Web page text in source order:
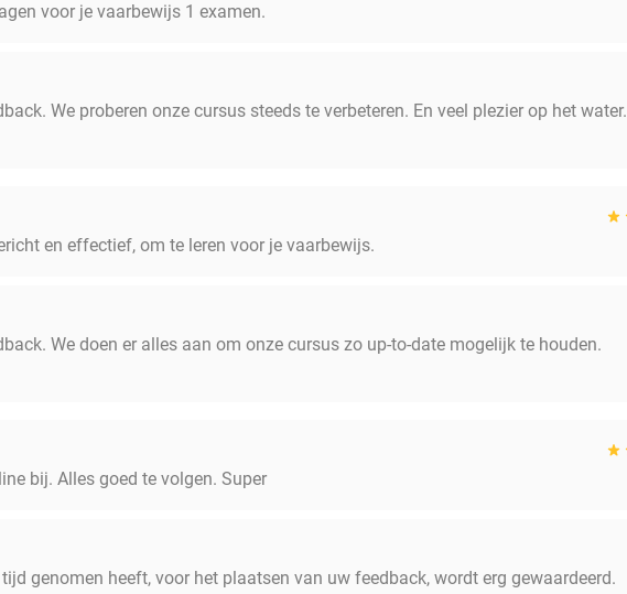
voor je vaarbewijs 1 examen.
We proberen onze cursus steeds te verbeteren. En veel plezier op het water.
en effectief, om te leren voor je vaarbewijs.
We doen er alles aan om onze cursus zo up-to-date mogelijk te houden.
bij. Alles goed te volgen. Super
genomen heeft, voor het plaatsen van uw feedback, wordt erg gewaardeerd.